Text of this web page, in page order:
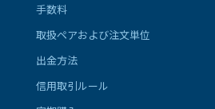
手数料
取扱ペアおよび注文単位
出金方法
信用取引ルール